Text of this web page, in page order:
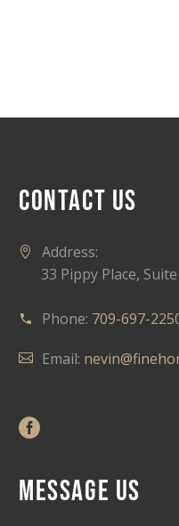
CONTACT US
Address:
33 Pippy Place,
Phone: 709-697-
Email:
MESSAGE US